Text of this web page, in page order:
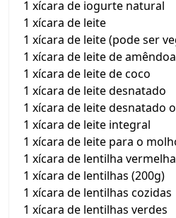
1 xícara de iogurte natural
1 xícara de leite
1 xícara de leite (pode ser
1 xícara de leite de
1 xícara de leite de coco
1 xícara de leite desnatado
1 xícara de leite desnatado
1 xícara de leite integral
1 xícara de leite para o
1 xícara de lentilha vermelha
1 xícara de lentilhas (200g)
1 xícara de lentilhas cozidas
1 xícara de lentilhas verdes